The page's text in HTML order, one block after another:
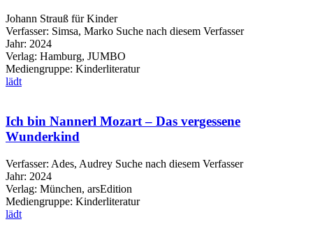
Johann Strauß für Kinder
Verfasser: Simsa, Marko Suche nach diesem Verfasser
Jahr: 2024
Verlag: Hamburg, JUMBO
Mediengruppe: Kinderliteratur
lädt
Ich bin Nannerl Mozart – Das vergessene
Wunderkind
Verfasser: Ades, Audrey Suche nach diesem Verfasser
Jahr: 2024
Verlag: München, arsEdition
Mediengruppe: Kinderliteratur
lädt